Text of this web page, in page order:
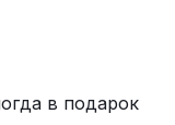
в подарок